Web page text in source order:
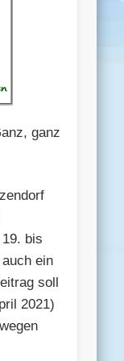
ganz
bis
ein
soll
2021)